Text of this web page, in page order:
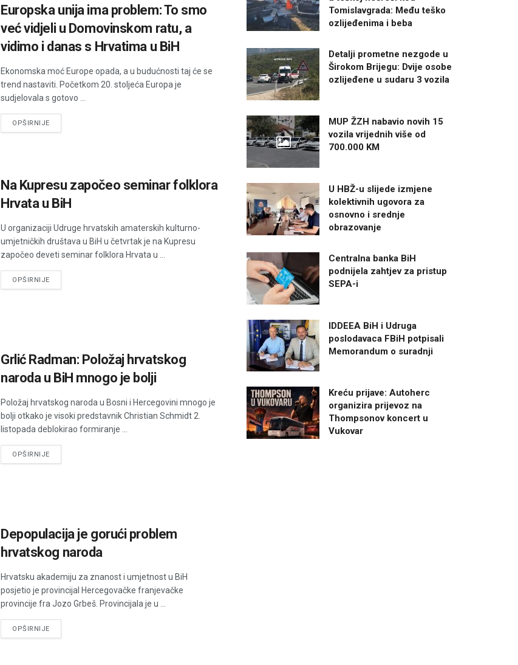
Europska unija ima problem: To smo
već vidjeli u Domovinskom ratu, a
vidimo i danas s Hrvatima u BiH
Ekonomska moć Europe opada, a u budućnosti taj će se
trend nastaviti. Početkom 20. stoljeća Europa je
sudjelovala s gotovo ...
OPŠIRNIJEDETAILS
Na Kupresu započeo seminar folklora
Hrvata u BiH
U organizaciji Udruge hrvatskih amaterskih kulturno-
umjetničkih društava u BiH u četvrtak je na Kupresu
započeo deveti seminar folklora Hrvata u ...
OPŠIRNIJEDETAILS
Grlić Radman: Položaj hrvatskog
naroda u BiH mnogo je bolji
Položaj hrvatskog naroda u Bosni i Hercegovini mnogo je
bolji otkako je visoki predstavnik Christian Schmidt 2.
listopada deblokirao formiranje ...
OPŠIRNIJEDETAILS
Depopulacija je gorući problem
hrvatskog naroda
Hrvatsku akademiju za znanost i umjetnost u BiH
posjetio je provincijal Hercegovačke franjevačke
provincije fra Jozo Grbeš. Provincijala je u ...
OPŠIRNIJEDETAILS
Tomislavgrada: Među teško
ozlijeđenima i beba
Detalji prometne nezgode u
Širokom Brijegu: Dvije osobe
ozlijeđene u sudaru 3 vozila
MUP ŽZH nabavio novih 15
vozila vrijednih više od
700.000 KM
U HBŽ-u slijede izmjene
kolektivnih ugovora za
osnovno i srednje
obrazovanje
Centralna banka BiH
podnijela zahtjev za pristup
SEPA-i
IDDEEA BiH i Udruga
poslodavaca FBiH potpisali
Memorandum o suradnji
Kreću prijave: Autoherc
organizira prijevoz na
Thompsonov koncert u
Vukovar